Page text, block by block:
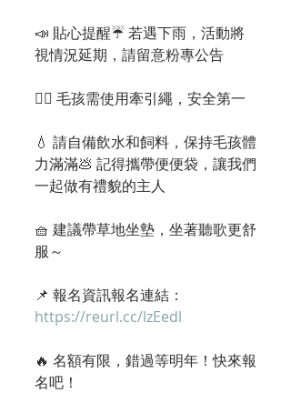
📣 貼心提醒☔ 若遇下雨，活動將
視情況延期，請留意粉專公告
🐕‍🦺 毛孩需使用牽引繩，安全第一
💧 請自備飲水和飼料，保持毛孩體
力滿滿💩 記得攜帶便便袋，讓我們
一起做有禮貌的主人
🧺 建議帶草地坐墊，坐著聽歌更舒
服～
📌 報名資訊報名連結：
https://reurl.cc/lzEedl
🔥 名額有限，錯過等明年！快來報
名吧！